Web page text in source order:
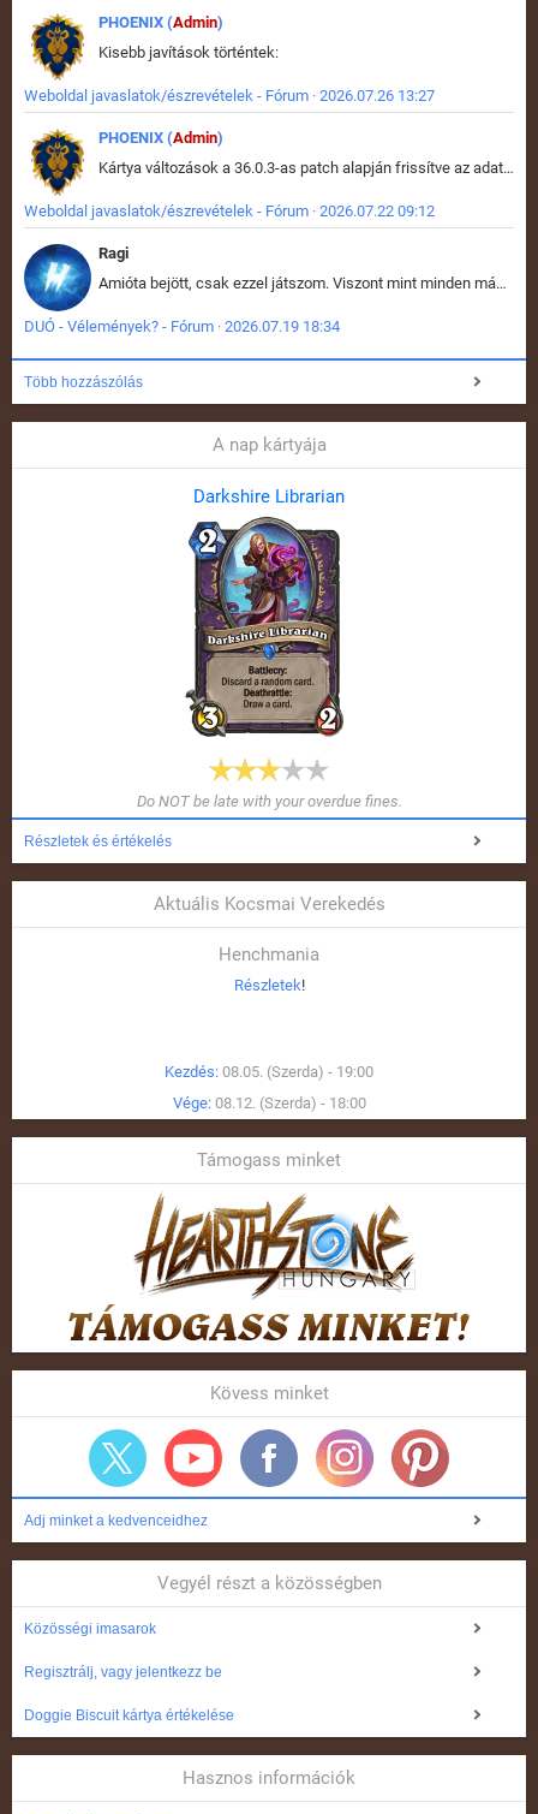
PHOENIX (Admin)
Kisebb javítások történtek:
Weboldal javaslatok/észrevételek - Fórum · 2026.07.26 13:27
PHOENIX (Admin)
Kártya változások a 36.0.3-as patch alapján frissítve az adatbázisban (képek is cserélve).
Weboldal javaslatok/észrevételek - Fórum · 2026.07.22 09:12
Ragi
Amióta bejött, csak ezzel játszom. Viszont mint minden más - akár az alapjáték is, ez is baromira összetett lett. Néha már pár kör után is esélytelen az egész. Vagy irreállisan túltápol valaki, vagy lelép a partner, vagy csak hülye mint a segg. És amikor eljönne az én időm, na akkor jön el mindenki másé is. Engem jobban érdekelne, hogy ki milyen ratingen szokott játszani. Na ez lenne egy érdekes adat.
DUÓ - Vélemények? - Fórum · 2026.07.19 18:34
Több hozzászólás
A nap kártyája
Darkshire Librarian
Do NOT be late with your overdue fines.
Részletek és értékelés
Aktuális Kocsmai Verekedés
Henchmania
Részletek!
Kezdés: 08.05. (Szerda) - 19:00
Vége: 08.12. (Szerda) - 18:00
Támogass minket
Kövess minket
Adj minket a kedvenceidhez
Vegyél részt a közösségben
Közösségi imasarok
Regisztrálj, vagy jelentkezz be
Doggie Biscuit kártya értékelése
Hasznos információk